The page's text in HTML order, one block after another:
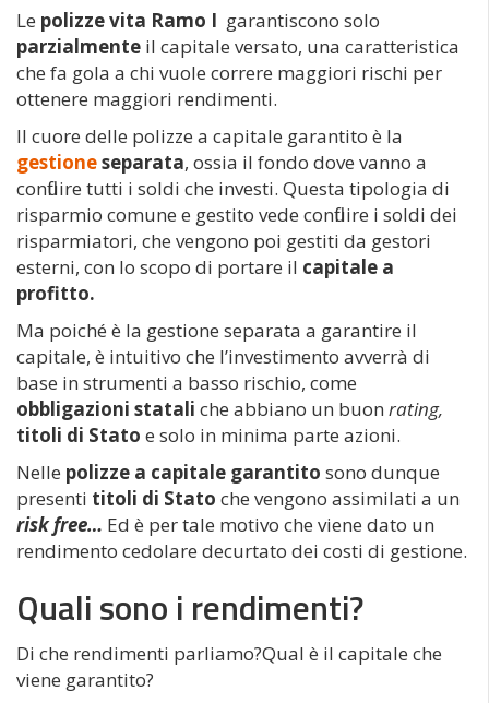
Le polizze vita Ramo I garantiscono solo
parzialmente il capitale versato, una caratteristica
che fa gola a chi vuole correre maggiori rischi per
ottenere maggiori rendimenti.
Il cuore delle polizze a capitale garantito è la
gestioneseparata, ossia il fondo dove vanno a
confluire tutti i soldi che investi. Questa tipologia di
risparmio comune e gestito vede confluire i soldi dei
risparmiatori, che vengono poi gestiti da gestori
esterni, con lo scopo di portare il capitale a
profitto.
Ma poiché è la gestione separata a garantire il
capitale, è intuitivo che l’investimento avverrà di
base in strumenti a basso rischio, come
obbligazioni statali che abbiano un buon rating,
titoli di Stato e solo in minima parte azioni.
Nelle polizze a capitale garantito sono dunque
presenti titoli di Stato che vengono assimilati a un
risk free… Ed è per tale motivo che viene dato un
rendimento cedolare decurtato dei costi di gestione.
Quali sono i rendimenti?
Di che rendimenti parliamo?Qual è il capitale che
viene garantito?